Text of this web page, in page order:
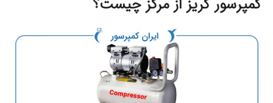
کمپرسور گریز از مرکز چیست؟